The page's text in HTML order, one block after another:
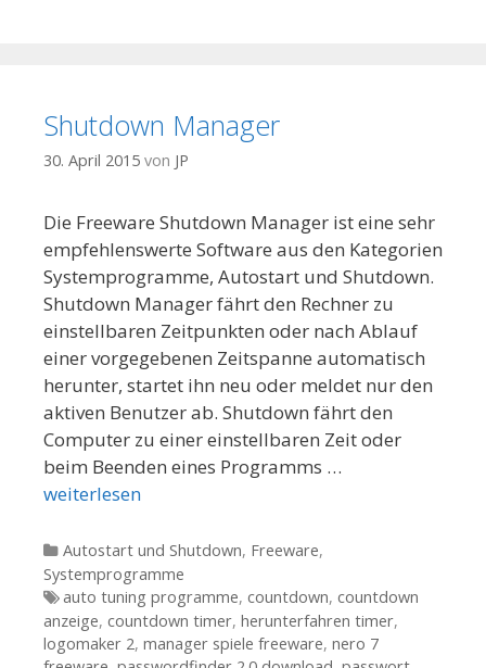
Shutdown Manager
30. April 2015 von JP
Die Freeware Shutdown Manager ist eine sehr
empfehlenswerte Software aus den Kategorien
Systemprogramme, Autostart und Shutdown.
Shutdown Manager fährt den Rechner zu
einstellbaren Zeitpunkten oder nach Ablauf
einer vorgegebenen Zeitspanne automatisch
herunter, startet ihn neu oder meldet nur den
aktiven Benutzer ab. Shutdown fährt den
Computer zu einer einstellbaren Zeit oder
beim Beenden eines Programms …
weiterlesen
Kategorien
Autostart und Shutdown, Freeware,
Systemprogramme
Tags
auto tuning programme, countdown, countdown
anzeige, countdown timer, herunterfahren timer,
logomaker 2, manager spiele freeware, nero 7